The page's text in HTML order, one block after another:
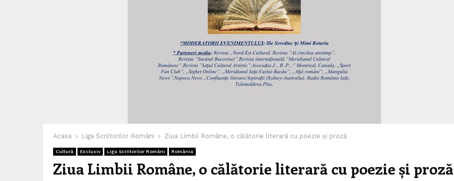
Acasa Liga Scriitorilor Români Ziua Limbii Române, o călătorie literară cu poezie și proză
Cultură Exclusiv Liga Scriitorilor Români România
Ziua Limbii Române, o călătorie literară cu poezie și proză